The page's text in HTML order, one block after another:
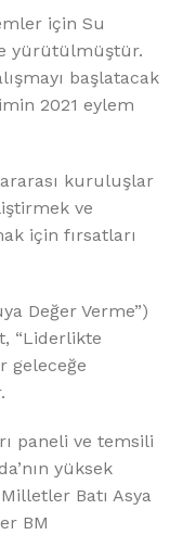
için Su
yürütülmüştür.
başlatacak
2021 eylem
kuruluşlar
ve
için fırsatları
Değer Verme”)
“Liderlikte
geleceğe
paneli ve temsili
yüksek
Batı Asya
BM